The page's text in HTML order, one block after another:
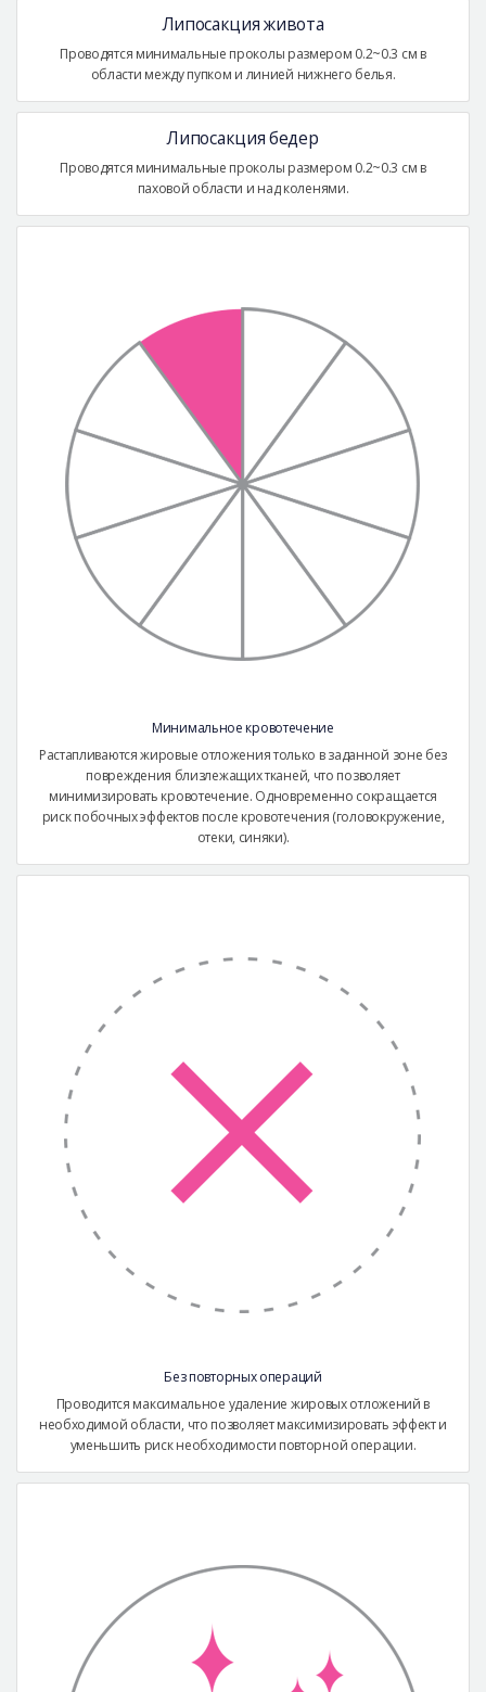
Липосакция живота
Проводятся минимальные проколы размером 0.2~0.3 см в
области между пупком и линией нижнего белья.
Липосакция бедер
Проводятся минимальные проколы размером 0.2~0.3 см в
паховой области и над коленями.
Минимальное кровотечение
Растапливаются жировые отложения только в заданной зоне без
повреждения близлежащих тканей, что позволяет
минимизировать кровотечение. Одновременно сокращается
риск побочных эффектов после кровотечения (головокружение,
отеки, синяки).
Без повторных операций
Проводится максимальное удаление жировых отложений в
необходимой области, что позволяет максимизировать эффект и
уменьшить риск необходимости повторной операции.